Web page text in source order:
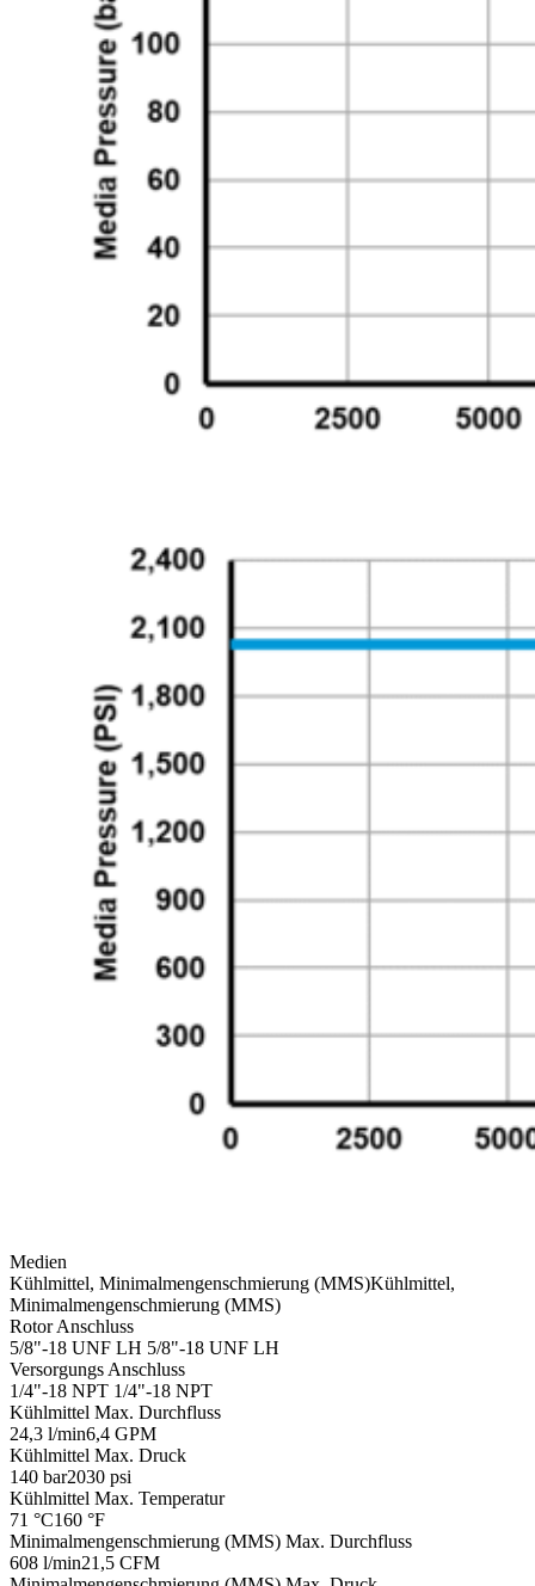
Medien
Kühlmittel, Minimalmengenschmierung (MMS)Kühlmittel,
Minimalmengenschmierung (MMS)
Rotor Anschluss
5/8"-18 UNF LH 5/8"-18 UNF LH
Versorgungs Anschluss
1/4"-18 NPT 1/4"-18 NPT
Kühlmittel Max. Durchfluss
24,3 l/min6,4 GPM
Kühlmittel Max. Druck
140 bar2030 psi
Kühlmittel Max. Temperatur
71 °C160 °F
Minimalmengenschmierung (MMS) Max. Durchfluss
608 l/min21,5 CFM